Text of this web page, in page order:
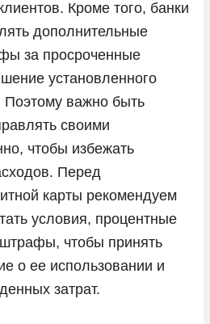
Кроме того, банки
дополнительные
за просроченные
установленного
Поэтому важно быть
своими
чтобы избежать
Перед
карты рекомендуем
условия, процентные
чтобы принять
о ее использовании и
затрат.